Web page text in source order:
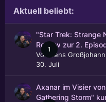
Aktuell beliebt:
1
"Star Trek: Strange
Review zur 2.
Von
Jens Großjohann
30. Juli
Axanar im Visier
Gathering Storm"